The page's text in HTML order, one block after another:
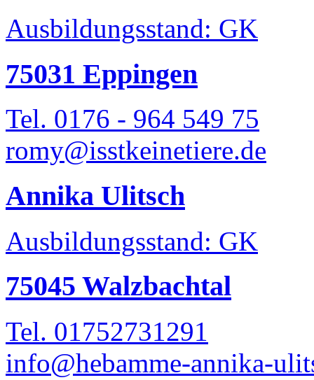
Ausbildungsstand: GK
75031 Eppingen
Tel. 0176 - 964 549 75
romy@isstkeinetiere.de
Annika Ulitsch
Ausbildungsstand: GK
75045 Walzbachtal
Tel. 01752731291
info@hebamme-annika-